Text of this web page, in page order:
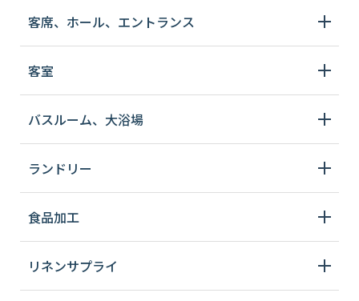
客席、ホール、エントランス
客室
バスルーム、大浴場
ランドリー
食品加工
リネンサプライ